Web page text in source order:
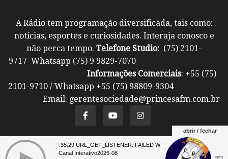
A Rádio tem programação diversificada, tais como:
notícias, esportes e curiosidades. Interaja conosco e
não perca tempo. Telefone Studio: (75) 2101-
9717 Whatsapp (75) 9 9829-7070
Informações Comerciais: +55 (75)
2101-9710 / Whatsapp +55 (75) 98809-9304
Email: gerentesociedade@princesafm.com.br
Um site pertencente a Fundação Santo Antônio ©
abrir / fechar
07 23:35:29 URL_GET_LISTENER: FAILED WITH ERROR: **** 07
Canal Interativo2026-08